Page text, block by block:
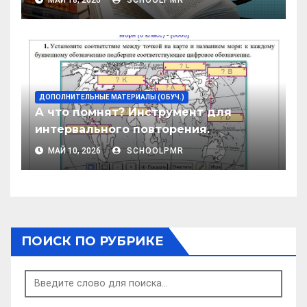
учителя и ученика
ДОПОЛНИТЕЛЬНЫЕ МАТЕРИАЛЫ (ОБУЧ.)
А что помнят? Инструмент для
интервального повторения.
МАЙ 10, 2026 SCHOOLPMR
ПОИСК ПО РУБРИКЕ